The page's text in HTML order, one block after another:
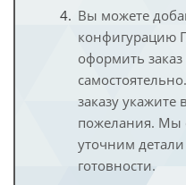
Вы можете
конфигурацию
оформить заказ
заказу
пожелания. Мы
уточним
готовности.